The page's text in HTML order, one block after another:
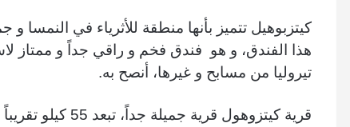
كيتزبوهيل تتميز بأنها منطقة للأثرياء في النمسا و
هذا الفندق، و هو فندق فخم و راقي جداً و ممتاز
تيروليا من مسابح و غيرها، أنصح به.
قرية كيتزوهول قرية جميلة جداً، تبعد 55 كيلو تقريباً عن زيلامسي